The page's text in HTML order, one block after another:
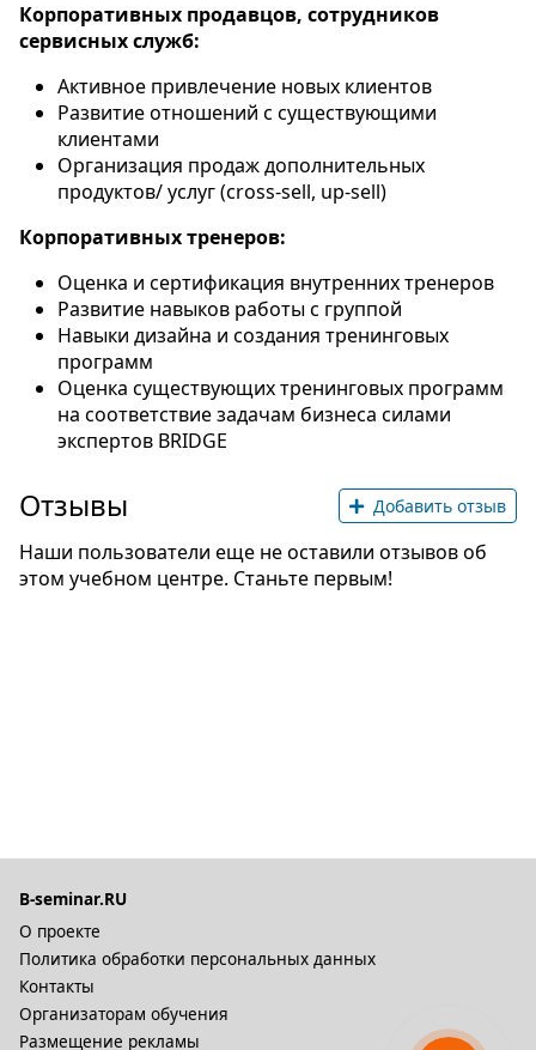
Корпоративных продавцов, сотрудников
сервисных служб:
Активное привлечение новых клиентов
Развитие отношений с существующими
клиентами
Организация продаж дополнительных
продуктов/ услуг (cross-sell, up-sell)
Корпоративных тренеров:
Оценка и сертификация внутренних тренеров
Развитие навыков работы с группой
Навыки дизайна и создания тренинговых
программ
Оценка существующих тренинговых программ
на соответствие задачам бизнеса силами
экспертов BRIDGE
Отзывы Добавить отзыв
Наши пользователи еще не оставили отзывов об
этом учебном центре. Станьте первым!
B-seminar.RU
О проекте
Политика обработки персональных данных
Контакты
Организаторам обучения
Размещение рекламы